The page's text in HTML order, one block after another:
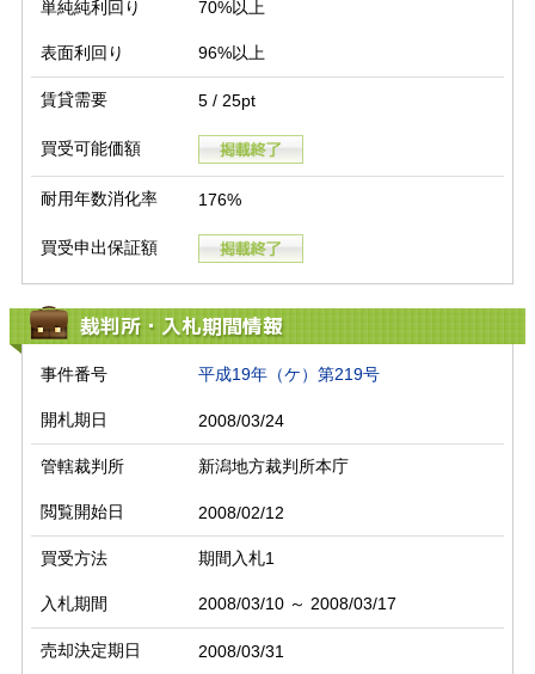
単純純利回り 70%以上
表面利回り 96%以上
賃貸需要 5 / 25pt
買受可能価額
耐用年数消化率 176%
買受申出保証額
裁判所・入札期間情報
事件番号 平成19年（ケ）第219号
開札期日 2008/03/24
管轄裁判所 新潟地方裁判所本庁
閲覧開始日 2008/02/12
買受方法 期間入札1
入札期間 2008/03/10 ～ 2008/03/17
売却決定期日 2008/03/31